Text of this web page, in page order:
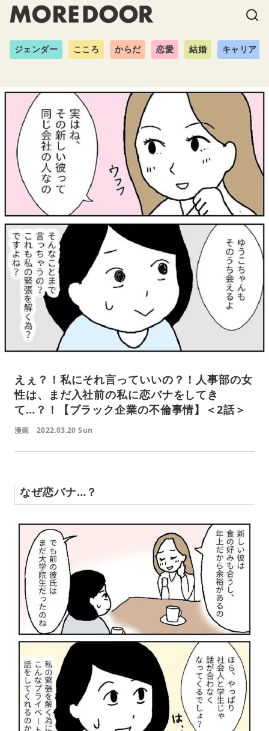
ジェンダー こころ からだ 恋愛 結婚 キャリア
えぇ？！私にそれ言っていいの？！人事部の女
性は、まだ入社前の私に恋バナをしてき
て…？！【ブラック企業の不倫事情】＜2話＞
漫画 2022.03.20 Sun
なぜ恋バナ…？